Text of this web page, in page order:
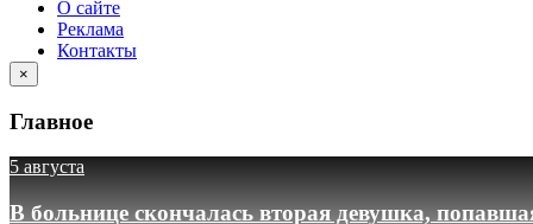
О сайте
Реклама
Контакты
×
Главное
5 августа
В больнице скончалась вторая девушка,